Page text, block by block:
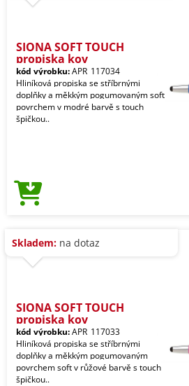
SIONA SOFT TOUCH
propiska kov
kód výrobku:APR_117034
Hliníková propiska se stříbrnými
doplňky a měkkým pogumovaným soft
povrchem v modré barvě s touch
špičkou..
Skladem: na dotaz
SIONA SOFT TOUCH
propiska kov
kód výrobku:APR_117033
Hliníková propiska se stříbrnými
doplňky a měkkým pogumovaným
povrchem soft v růžové barvě s touch
špičkou..